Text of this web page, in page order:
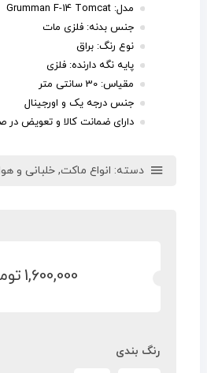
مدل: Grumman F-14 Tomcat
جنس بدنه: فلزی مات
نوع رنگ: براق
پایه نگه دارنده: فلزی
مقیاس: 30 سانتی متر
جنس درجه یک و اورجینال
دارای ضمانت کالا و تعویض
دسته: انواع ماکت, خلبانی و
1,600,000
رنگ بندی